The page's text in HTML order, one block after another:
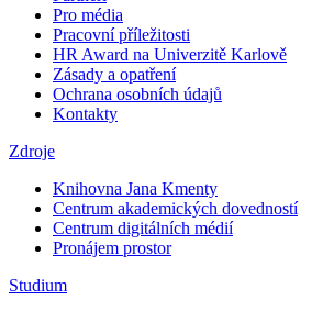
Pro média
Pracovní příležitosti
HR Award na Univerzitě Karlově
Zásady a opatření
Ochrana osobních údajů
Kontakty
Zdroje
Knihovna Jana Kmenty
Centrum akademických dovedností
Centrum digitálních médií
Pronájem prostor
Studium